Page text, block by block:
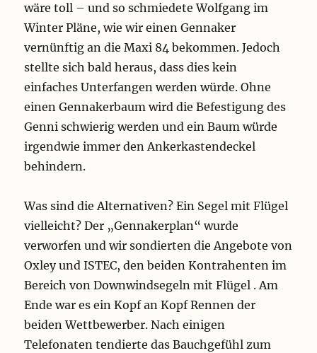
wäre toll – und so schmiedete Wolfgang im
Winter Pläne, wie wir einen Gennaker
vernünftig an die Maxi 84 bekommen. Jedoch
stellte sich bald heraus, dass dies kein
einfaches Unterfangen werden würde. Ohne
einen Gennakerbaum wird die Befestigung des
Genni schwierig werden und ein Baum würde
irgendwie immer den Ankerkastendeckel
behindern.
Was sind die Alternativen? Ein Segel mit Flügel
vielleicht? Der „Gennakerplan“ wurde
verworfen und wir sondierten die Angebote von
Oxley und ISTEC, den beiden Kontrahenten im
Bereich von Downwindsegeln mit Flügel . Am
Ende war es ein Kopf an Kopf Rennen der
beiden Wettbewerber. Nach einigen
Telefonaten tendierte das Bauchgefühl zum